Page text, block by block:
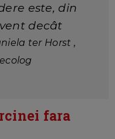
este, din
decât
ter Horst ,
fara